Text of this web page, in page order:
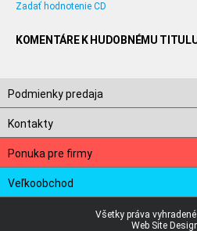
Zadať hodnotenie CD
KOMENTÁRE K HUDOBNÉMU
Podmienky predaja
Kontakty
Ponuka pre firmy
Veľkoobchod
Všetky práva
Web Site